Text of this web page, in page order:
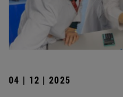
04 | 12 | 2025